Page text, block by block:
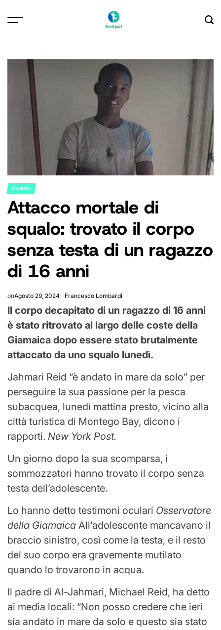
POSTED
IN
MONDO
Attacco mortale di
squalo: trovato il corpo
senza testa di un ragazzo
di 16 anni
onAgosto 29, 2024 Francesco Lombardi
Il corpo decapitato di un ragazzo di 16 anni
è stato ritrovato al largo delle coste della
Giamaica dopo essere stato brutalmente
attaccato da uno squalo lunedì.
Jahmari Reid “è andato in mare da solo” per
perseguire la sua passione per la pesca
subacquea, lunedì mattina presto, vicino alla
città turistica di Montego Bay, dicono i
rapporti. New York Post.
Un giorno dopo la sua scomparsa, i
sommozzatori hanno trovato il corpo senza
testa dell’adolescente.
Lo hanno detto testimoni oculari Osservatore
della Giamaica All’adolescente mancavano il
braccio sinistro, così come la testa, e il resto
del suo corpo era gravemente mutilato
quando lo trovarono in acqua.
Il padre di Al-Jahmari, Michael Reid, ha detto
ai media locali: “Non posso credere che ieri
sia andato in mare da solo e questo sia stato